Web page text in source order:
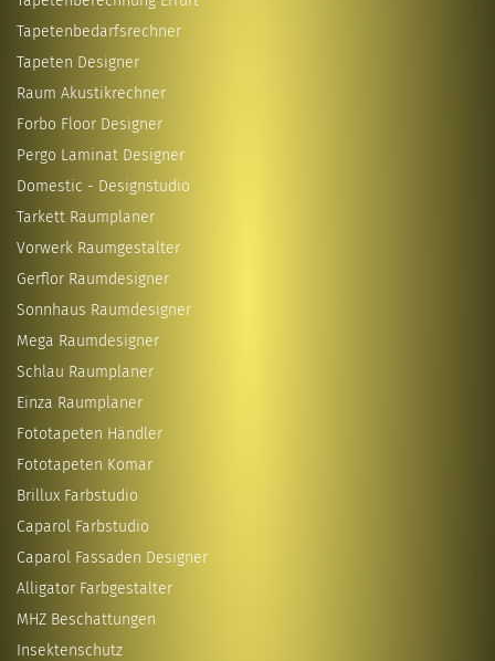
Tapetenbedarfsrechner
Tapeten Designer
Raum Akustikrechner
Forbo Floor Designer
Pergo Laminat Designer
Domestic - Designstudio
Tarkett Raumplaner
Vorwerk Raumgestalter
Gerflor Raumdesigner
Sonnhaus Raumdesigner
Mega Raumdesigner
Schlau Raumplaner
Einza Raumplaner
Fototapeten Händler
Fototapeten Komar
Brillux Farbstudio
Caparol Farbstudio
Caparol Fassaden Designer
Alligator Farbgestalter
MHZ Beschattungen
Insektenschutz